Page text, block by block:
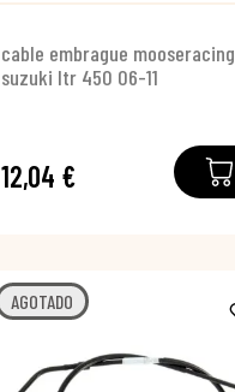
cable embrague mooseracing
suzuki ltr 450 06-11
12,04 €
AGOTADO